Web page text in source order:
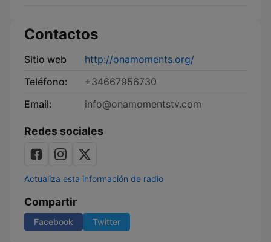
Contactos
Sitio web
http://onamoments.org/
Teléfono:
+34667956730
Email:
info@onamomentstv.com
Redes sociales
Actualiza esta información de radio
Compartir
Facebook Twitter